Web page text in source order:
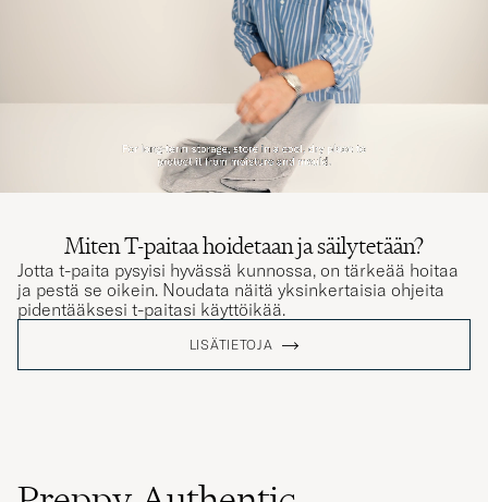
Miten T-paitaa hoidetaan ja säilytetään?
Jotta t-paita pysyisi hyvässä kunnossa, on tärkeää hoitaa
ja pestä se oikein. Noudata näitä yksinkertaisia ohjeita
pidentääksesi t-paitasi käyttöikää.
LISÄTIETOJA